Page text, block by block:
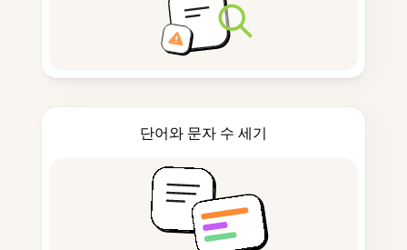
단어와 문자 수 세기